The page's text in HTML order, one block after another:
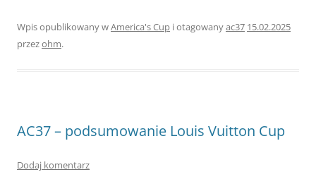
Wpis opublikowany wAmerica's Cup i otagowanyac37 15.02.2025
przezohm.
AC37 – podsumowanie Louis Vuitton Cup
Dodaj komentarz